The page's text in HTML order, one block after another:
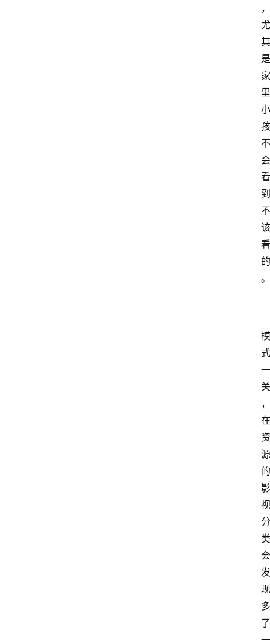
，
尤
其
是
家
里
小
孩
不
会
看
到
不
该
看
的
。
模
式
一
关
，
在
资
源
的
影
视
分
类
会
发
现
多
了
一